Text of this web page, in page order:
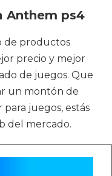
Anthem ps4
de productos
precio y mejor
de juegos. Que
un montón de
juegos, estás
del mercado.